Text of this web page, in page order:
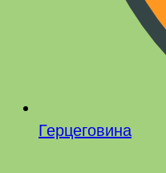
Герцеговина